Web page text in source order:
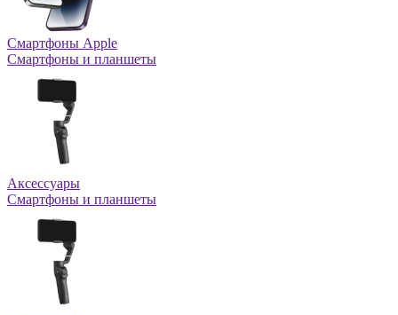
Смартфоны Apple
Смартфоны и планшеты
Аксессуары
Смартфоны и планшеты